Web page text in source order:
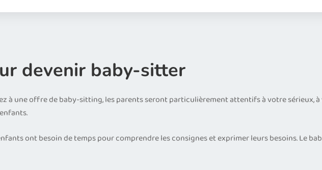
devenir baby-sitter
à une offre de baby-sitting, les parents seront particulièrement attentifs à votre sérieux,
ont besoin de temps pour comprendre les consignes et exprimer leurs besoins. Le